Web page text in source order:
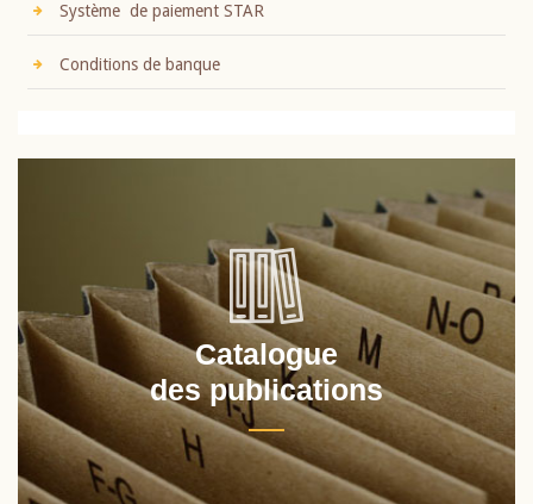
Système de paiement STAR
Conditions de banque
Catalogue
des publications